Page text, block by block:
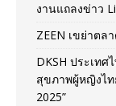
งานแถลงข่าว
ZEEN เขย่าตล
DKSH ประเทศ
สุขภาพผู้หญิงไท
2025”